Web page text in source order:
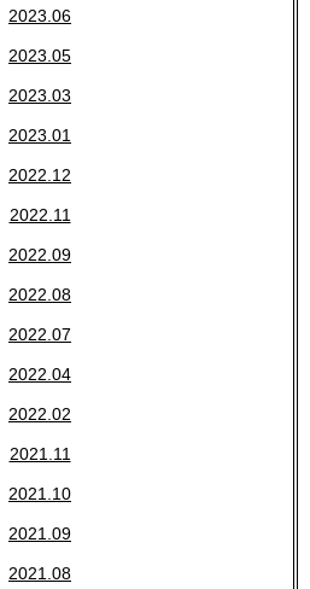
2023.06
2023.05
2023.03
2023.01
2022.12
2022.11
2022.09
2022.08
2022.07
2022.04
2022.02
2021.11
2021.10
2021.09
2021.08